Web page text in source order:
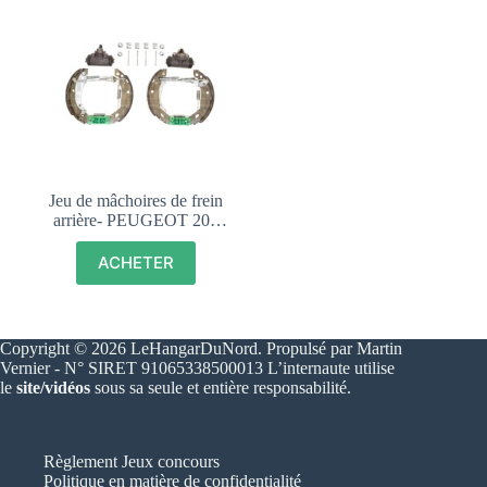
Jeu de mâchoires de frein
arrière- PEUGEOT 205
TOUS MODELES –
42417P
ACHETER
Copyright © 2026 LeHangarDuNord. Propulsé par Martin
Vernier - N° SIRET 91065338500013 L’internaute utilise
le site/vidéos sous sa seule et entière responsabilité.
Règlement Jeux concours
Politique en matière de confidentialité